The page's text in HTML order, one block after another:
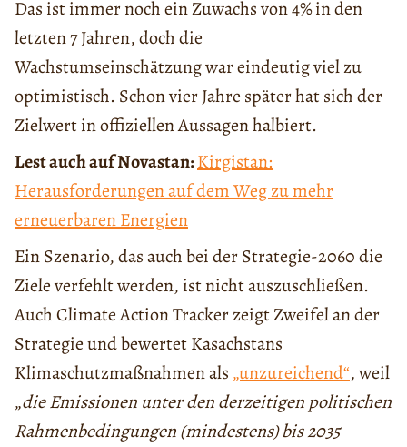
Das ist immer noch ein Zuwachs von 4% in den
letzten 7 Jahren, doch die
Wachstumseinschätzung war eindeutig viel zu
optimistisch. Schon vier Jahre später hat sich der
Zielwert in offiziellen Aussagen halbiert.
Lest auch auf Novastan:Kirgistan:
Herausforderungen auf dem Weg zu mehr
erneuerbaren Energien
Ein Szenario, das auch bei der Strategie-2060 die
Ziele verfehlt werden, ist nicht auszuschließen.
Auch Climate Action Tracker zeigt Zweifel an der
Strategie und bewertet Kasachstans
Klimaschutzmaßnahmen als „unzureichend“,weil
„die Emissionen unter den derzeitigen politischen
Rahmenbedingungen (mindestens) bis 2035